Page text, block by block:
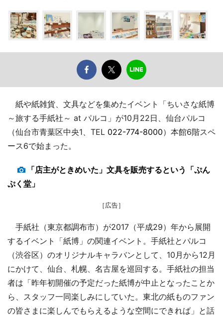
紙や紙雑貨、文具などを集めたイベント「ちいさな紙博
～旅する手紙社～ at パルコ」が10月22日、仙台パルコ
（仙台市青葉区中央1、TEL 022-774-8000）本館6階スペ
ース6で始まった。
「店主がときめいた」文具を販売するという「ぷん
ぷく堂」
［広告］
手紙社（東京都調布市）が2017（平成29）年から展開
するイベント「紙博」の関連イベント。手紙社とパルコ
（渋谷区）のオリジナルキャラバンとして、10月から12月
にかけて、仙台、札幌、名古屋を巡回する。手紙社の担当
者は「昨年初開催の予定だった紙博が中止となったことか
ら、スタッフ一同楽しみにしていた。東北の紙ものファン
の皆さまに楽しんでもらえるような空間にできれば」と話